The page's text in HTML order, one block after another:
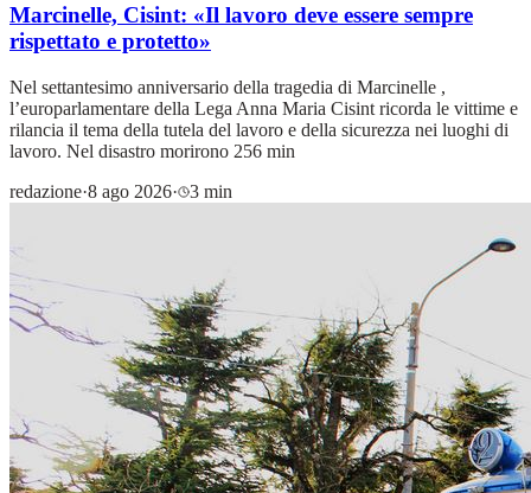
Marcinelle, Cisint: «Il lavoro deve essere sempre
rispettato e protetto»
Nel settantesimo anniversario della tragedia di Marcinelle ,
l’europarlamentare della Lega Anna Maria Cisint ricorda le vittime e
rilancia il tema della tutela del lavoro e della sicurezza nei luoghi di
lavoro. Nel disastro morirono 256 min
redazione·8 ago 2026· 3 min